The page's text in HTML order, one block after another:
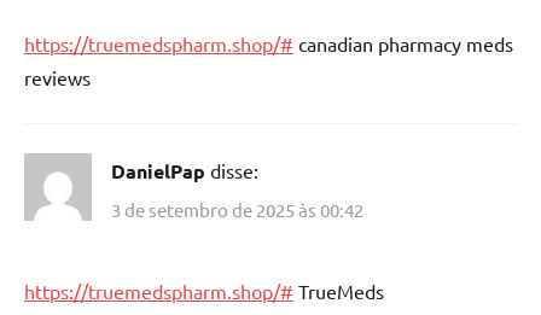
https://truemedspharm.shop/# canadian pharmacy meds
reviews
DanielPap disse:
3 de setembro de 2025 às 00:42
https://truemedspharm.shop/# TrueMeds